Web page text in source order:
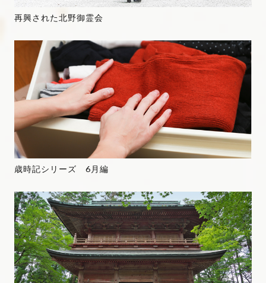
再興された北野御霊会
歳時記シリーズ 6月編